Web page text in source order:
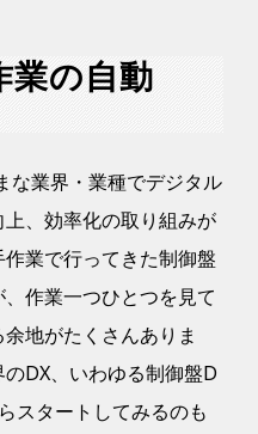
業の自動
な業界・業種でデジタル
、効率化の取り組みが
業で行ってきた制御盤
作業一つひとつを見て
地がたくさんありま
DX、いわゆる制御盤D
スタートしてみるのも